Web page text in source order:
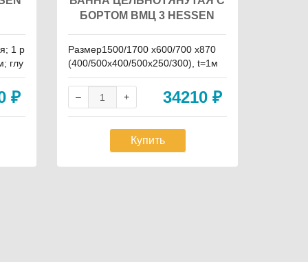
1 р
глу
-
₽
БОРТОМ ВМЦ 3 HESSEN
Размер1500/1700 х600/700 х870
(400/500х400/500х250/300), t=1м
м, t=1,5мм
34210 ₽
Купить